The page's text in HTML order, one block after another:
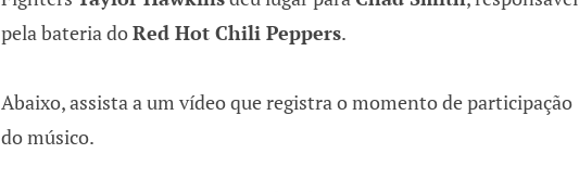
pela bateria doRed Hot Chili Peppers.
Abaixo, assista a um vídeo que registra o momento de participação
do músico.